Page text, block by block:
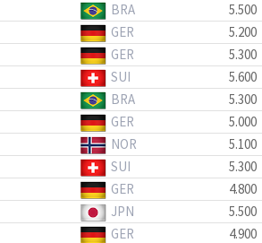
BRA 5.500
GER 5.200
GER 5.300
SUI 5.600
BRA 5.300
GER 5.000
NOR 5.100
SUI 5.300
GER 4.800
JPN 5.500
GER 4.900